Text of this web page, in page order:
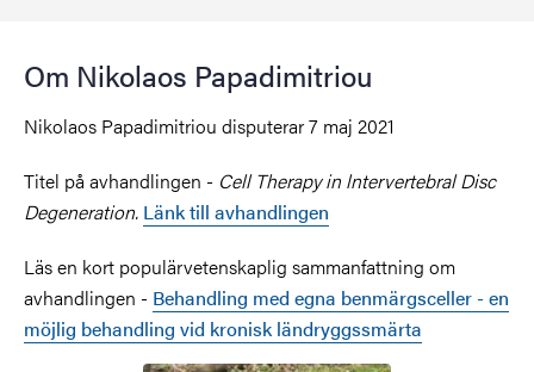
Om Nikolaos Papadimitriou
Nikolaos Papadimitriou disputerar 7 maj 2021
Titel på avhandlingen - Cell Therapy in lntervertebral Disc
Degeneration. Länk till avhandlingen
Läs en kort populärvetenskaplig sammanfattning om
avhandlingen - Behandling med egna benmärgsceller - en
möjlig behandling vid kronisk ländryggssmärta